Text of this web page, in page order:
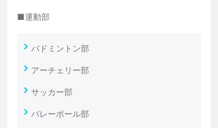
■運動部
バドミントン部
アーチェリー部
サッカー部
バレーボール部